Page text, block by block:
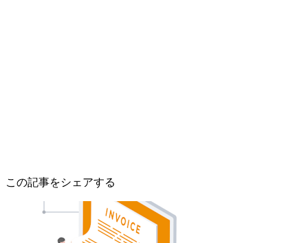
この記事をシェアする